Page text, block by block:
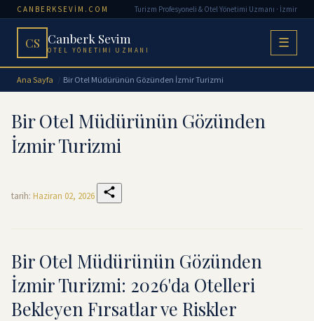
CANBERKSEVIM.COM Turizm Profesyoneli & Otel Yönetimi Uzmanı · İzmir
CS Canberk Sevim
OTEL YÖNETIMI UZMANI ☰
Ana Sayfa Bir Otel Müdürünün Gözünden İzmir Turizmi
Bir Otel Müdürünün Gözünden
İzmir Turizmi
tarih: Haziran 02, 2026
Bir Otel Müdürünün Gözünden
İzmir Turizmi: 2026'da Otelleri
Bekleyen Fırsatlar ve Riskler